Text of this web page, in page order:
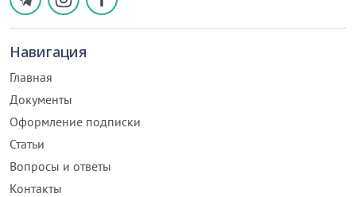
Навигация
Главная
Документы
Оформление подписки
Статьи
Вопросы и ответы
Контакты